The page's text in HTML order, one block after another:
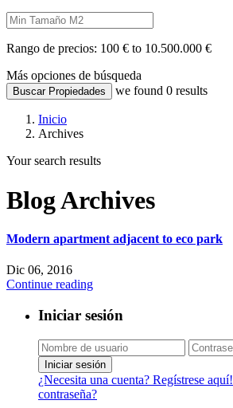
Rango de precios: 100 € to 10.500.000 €
Más opciones de búsqueda
Buscar Propiedades we found 0 results
Inicio
Archives
Your search results
Blog Archives
Modern apartment adjacent to eco park
Dic 06, 2016
Continue reading
Iniciar sesión
Iniciar sesión
¿Necesita una cuenta? Regístrese aquí!
contraseña?